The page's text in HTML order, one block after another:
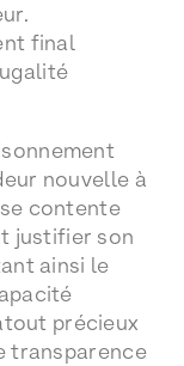
final
nouvelle à
contente
justifier son
ainsi le
précieux
transparence